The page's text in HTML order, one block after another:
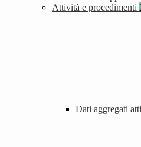
Attività e procedimenti
Dati aggregati